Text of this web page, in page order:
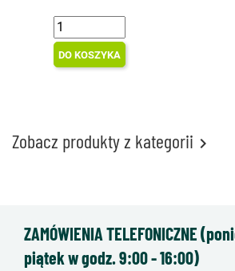
DO KOSZYKA
Zobacz produkty z kategorii 
ZAMÓWIENIA TELEFONICZNE
piątek w godz. 9:00 - 16:00)